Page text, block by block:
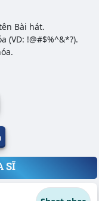
Bài hát.
(VD: !@#$%^&*?).
SĨ